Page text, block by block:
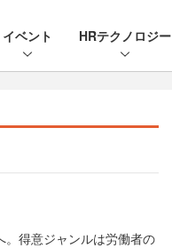
イベント HRテクノロジー
得意ジャンルは労働者の